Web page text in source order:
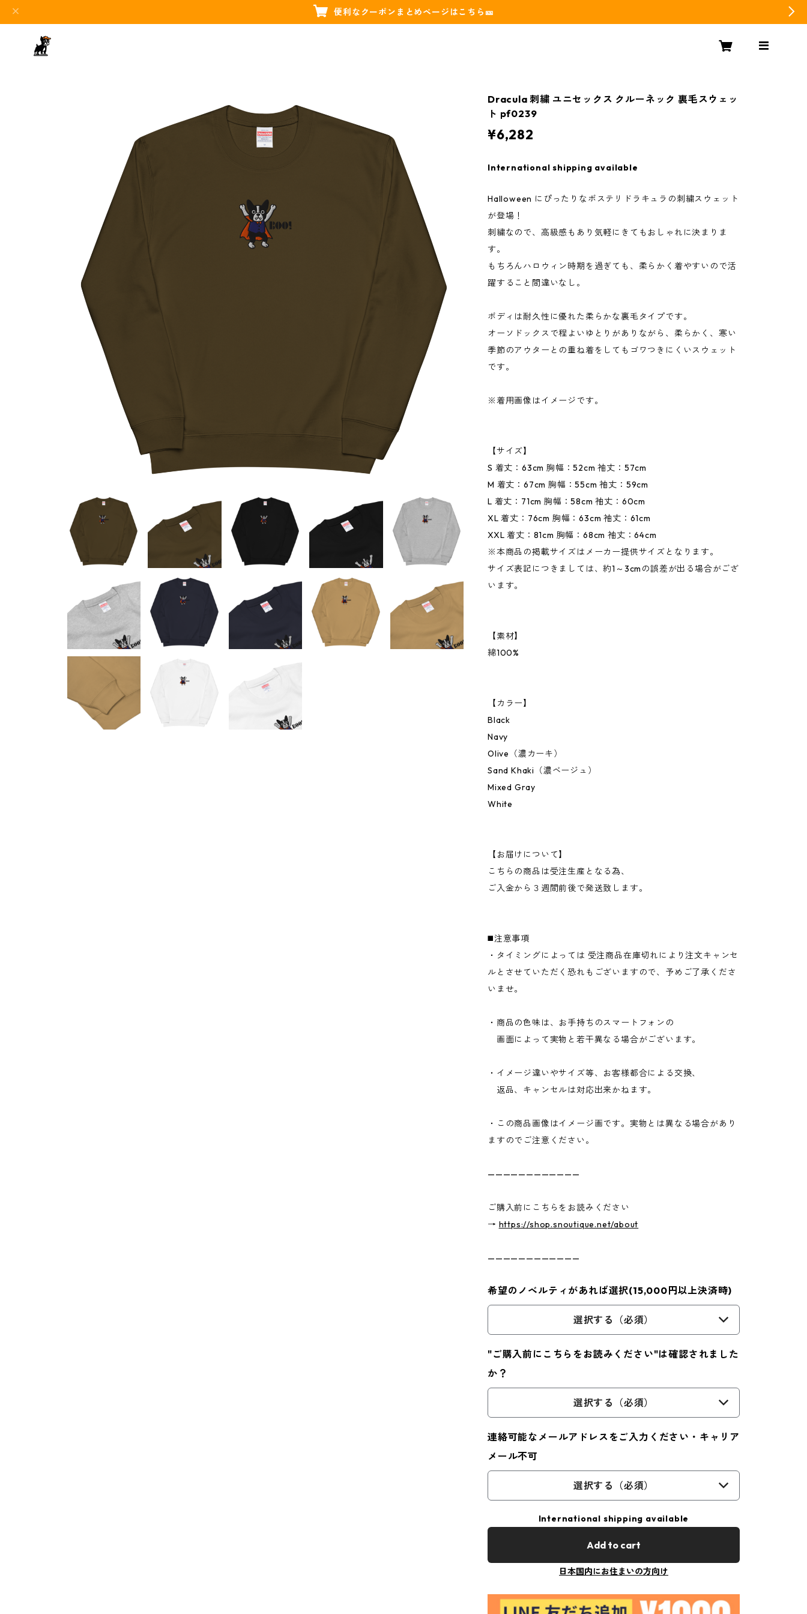
便利なクーポンまとめページはこちら🎫
Dracula 刺繍 ユニセックス クルーネック 裏毛スウェッ
ト pf0239
¥6,282
International shipping available
Halloween にぴったりなボステリドラキュラの刺繍スウェット
が登場！
刺繍なので、高級感もあり気軽にきてもおしゃれに決まりま
す。
もちろんハロウィン時期を過ぎても、柔らかく着やすいので活
躍すること間違いなし。
ボディは耐久性に優れた柔らかな裏毛タイプです。
オーソドックスで程よいゆとりがありながら、柔らかく、寒い
季節のアウターとの重ね着をしてもゴワつきにくいスウェット
です。
※着用画像はイメージです。
【サイズ】
S 着丈：63cm 胸幅：52cm 袖丈：57cm
M 着丈：67cm 胸幅：55cm 袖丈：59cm
L 着丈：71cm 胸幅：58cm 袖丈：60cm
XL 着丈：76cm 胸幅：63cm 袖丈：61cm
XXL 着丈：81cm 胸幅：68cm 袖丈：64cm
※本商品の掲載サイズはメーカー提供サイズとなります。
サイズ表記につきましては、約1～3cmの誤差が出る場合がござ
います。
【素材】
綿100%
【カラー】
Black
Navy
Olive（濃カーキ）
Sand Khaki（濃ベージュ）
Mixed Gray
White
【お届けについて】
こちらの商品は受注生産となる為、
ご入金から３週間前後で発送致します。
◼️注意事項
・タイミングによっては 受注商品在庫切れにより注文キャンセ
ルとさせていただく恐れもございますので、予めご了承くださ
いませ。
・商品の色味は、お手持ちのスマートフォンの
画面によって実物と若干異なる場合がございます。
・イメージ違いやサイズ等、お客様都合による交換、
返品、キャンセルは対応出来かねます。
・この商品画像はイメージ画です。実物とは異なる場合があり
ますのでご注意ください。
————————————
ご購入前にこちらをお読みください
→ https://shop.snoutique.net/about
————————————
希望のノベルティがあれば選択(15,000円以上決済時)
選択する（必須）
"ご購入前にこちらをお読みください"は確認されました
か？
選択する（必須）
連絡可能なメールアドレスをご入力ください・キャリア
メール不可
選択する（必須）
International shipping available
Add to cart
日本国内にお住まいの方向け